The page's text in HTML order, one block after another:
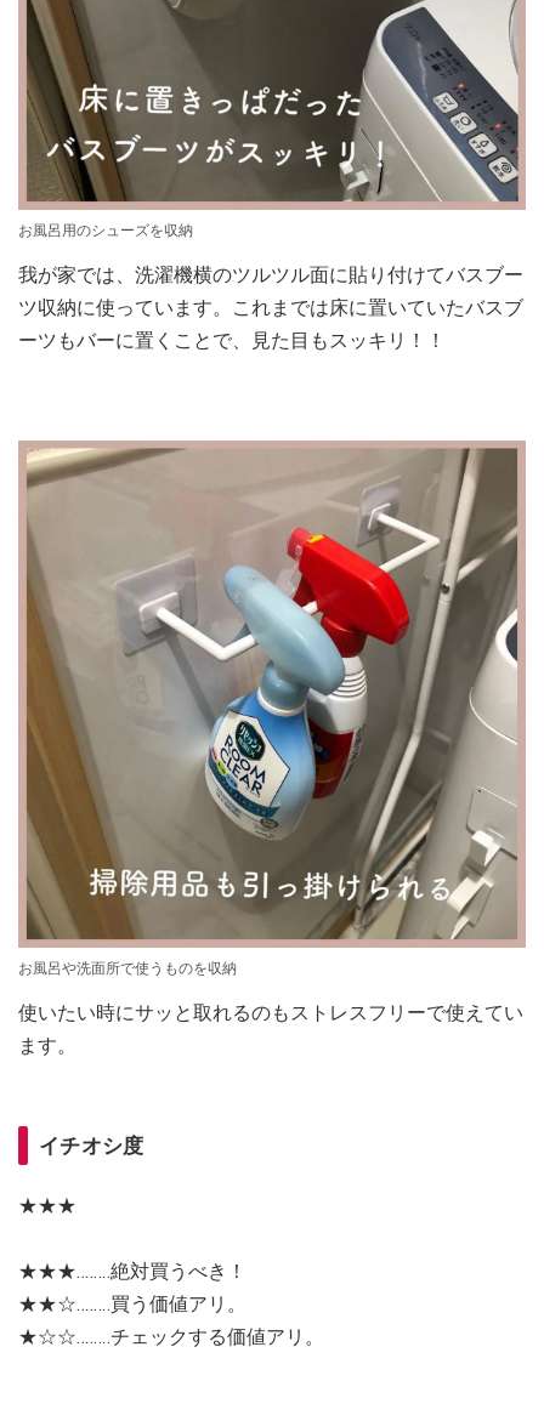
お風呂用のシューズを収納
我が家では、洗濯機横のツルツル面に貼り付けてバスブー
ツ収納に使っています。これまでは床に置いていたバスブ
ーツもバーに置くことで、見た目もスッキリ！！
お風呂や洗面所で使うものを収納
使いたい時にサッと取れるのもストレスフリーで使えてい
ます。
イチオシ度
★★★
★★★‥‥‥‥絶対買うべき！
★★☆‥‥‥‥買う価値アリ。
★☆☆‥‥‥‥チェックする価値アリ。